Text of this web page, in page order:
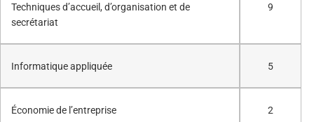
Techniques d’accueil, d’organisation et de
secrétariat
9
Informatique appliquée 5
Économie de l’entreprise 2